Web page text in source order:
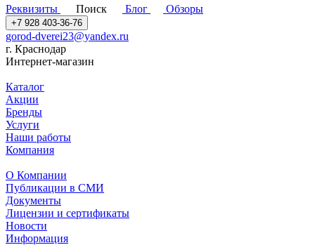
Реквизиты
Поиск Блог Обзоры
+7 928 403-36-76
gorod-dverei23@yandex.ru
г. Краснодар
Интернет-магазин
Каталог
Акции
Бренды
Услуги
Наши работы
Компания
О Компании
Публикации в СМИ
Документы
Лицензии и сертификаты
Новости
Информация